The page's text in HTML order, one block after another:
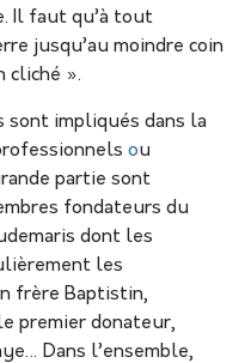
Il faut qu’à tout
jusqu’au moindre coin
cliché ».
sont impliqués dans la
ou
partie sont
fondateurs du
dont les
les
frère Baptistin,
premier donateur,
Dans l’ensemble,